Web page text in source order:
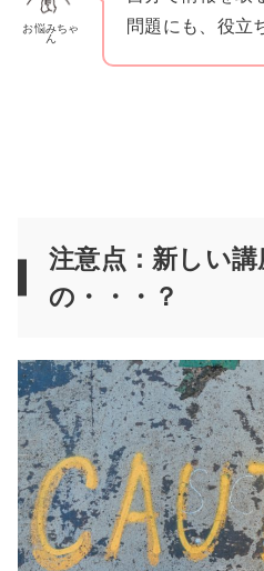
お悩みちゃ
ん
問題にも、役立
注意点：新しい
の・・・？